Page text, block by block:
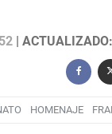
|
HOMENAJE